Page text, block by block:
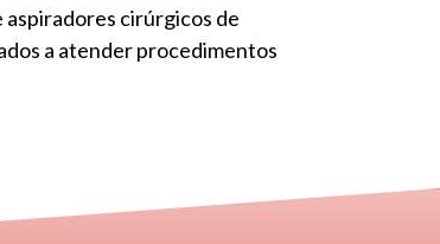
aspiradores cirúrgicos de
a atender procedimentos